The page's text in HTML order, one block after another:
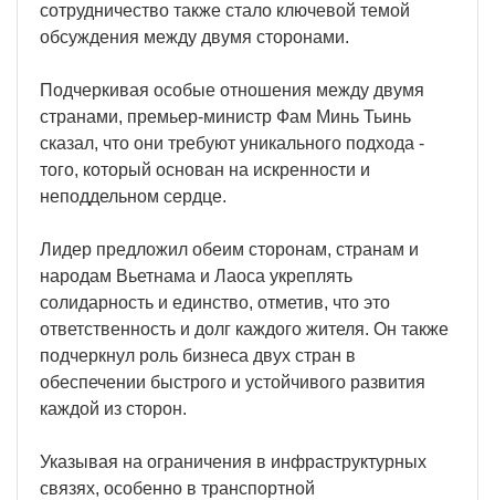
сотрудничество также стало ключевой темой
обсуждения между двумя сторонами.
Подчеркивая особые отношения между двумя
странами, премьер-министр Фам Минь Тьинь
сказал, что они требуют уникального подхода -
того, который основан на искренности и
неподдельном сердце.
Лидер предложил обеим сторонам, странам и
народам Вьетнама и Лаоса укреплять
солидарность и единство, отметив, что это
ответственность и долг каждого жителя. Он также
подчеркнул роль бизнеса двух стран в
обеспечении быстрого и устойчивого развития
каждой из сторон.
Указывая на ограничения в инфраструктурных
связях, особенно в транспортной